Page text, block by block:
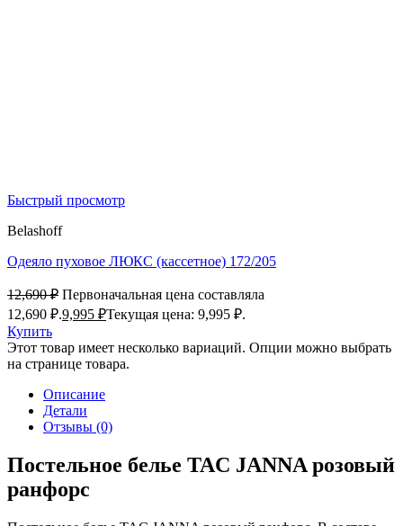
Быстрый просмотр
Belashoff
Одеяло пуховое ЛЮКС (кассетное) 172/205
12,690₽ Первоначальная цена составляла
12,690 ₽.9,995 ₽Текущая цена: 9,995 ₽.
Купить
Этот товар имеет несколько вариаций. Опции можно выбрать
на странице товара.
Описание
Детали
Отзывы (0)
Постельное белье TAC JANNA розовый
ранфорс